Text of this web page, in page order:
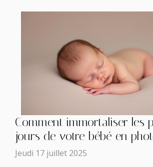
Comment immortaliser les
jours de votre bébé en
Jeudi 17 juillet 2025